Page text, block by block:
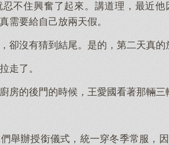
不住興奮了起來。講道理，最近
需要給自己放兩天假。
卻沒有猜到結尾。是的，第二天真的
走了。
房的後門的時候，王愛國看著那輛三
們舉辦授銜儀式，統一穿冬季常服，